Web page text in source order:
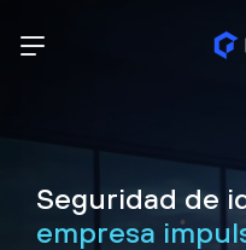
Seguridad de
empresa